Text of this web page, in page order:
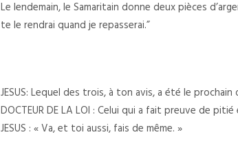
Le lendemain, le Samaritain donne deux pièces
te le rendrai quand je repasserai.”
JESUS: Lequel des trois, à ton avis, a été le
DOCTEUR DE LA LOI : Celui qui a fait preuve de pitié
JESUS : « Va, et toi aussi, fais de même. »